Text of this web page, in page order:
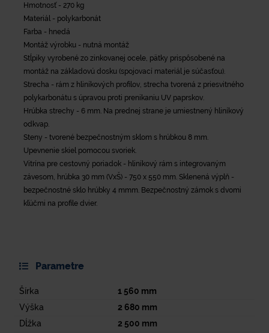
Hmotnosť - 270 kg
Materiál - polykarbonát
Farba - hnedá
Montáž výrobku - nutná montáž
Stĺpiky vyrobené zo zinkovanej ocele, pätky prispôsobené na
montáž na základovú dosku (spojovací materiál je súčasťou).
Strecha - rám z hliníkových profilov, strecha tvorená z priesvitného
polykarbonátu s úpravou proti prenikaniu UV paprskov.
Hrúbka strechy - 6 mm. Na prednej strane je umiestnený hliníkový
odkvap.
Steny - tvorené bezpečnostným sklom s hrúbkou 8 mm.
Upevnenie skiel pomocou svoriek.
Vitrína pre cestovný poriadok - hliníkový rám s integrovaným
závesom, hrúbka 30 mm (VxŠ) - 750 x 550 mm. Sklenená výplň -
bezpečnostné sklo hrúbky 4 mmm. Bezpečnostný zámok s dvomi
kľúčmi na profile dvier.
Parametre
Šírka 1 560 mm
Výška
2 680 mm
Dĺžka
2 500 mm